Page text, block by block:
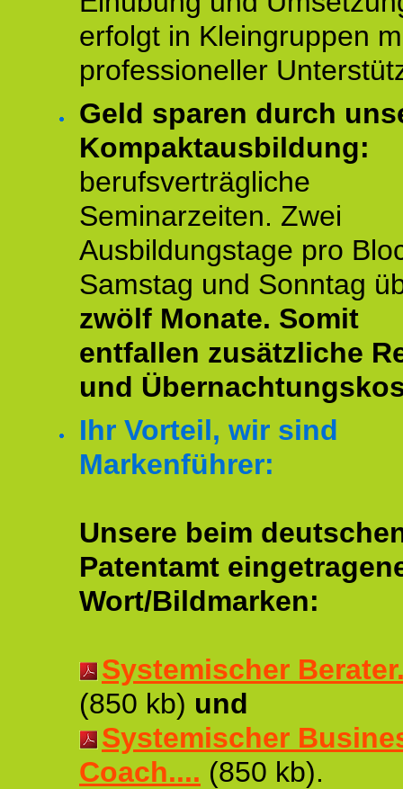
erfolgt in Kleingruppen
professioneller
Geld sparen durch
Kompaktausbildung:
berufsverträgliche
Seminarzeiten. Zwei
Ausbildungstage pro
Samstag und Sonntag
zwölf Monate. Somit
entfallen zusätzliche
und
Ihr Vorteil, wir sind
Markenführer:
Unsere beim
Patentamt
Wort/Bildmarken:
Systemischer
(850 kb) und
Systemischer
Coach.... (850 kb).